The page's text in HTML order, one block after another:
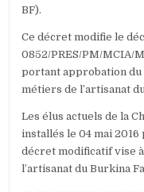
BF).
Ce décret modifie le
0852/PRES/PM/MCIA/
portant approbation du
métiers de l’artisanat
Les élus actuels de la
installés le 04 mai 2016
décret modificatif vise
l’artisanat du Burkina